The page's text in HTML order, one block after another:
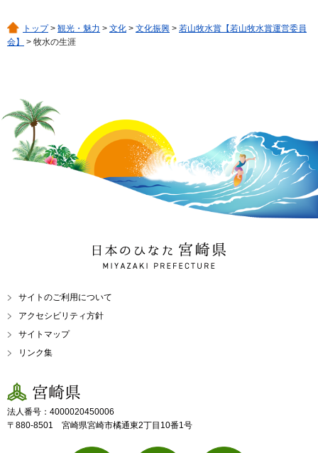
トップ> 観光・魅力 > 文化 > 文化振興 > 若山牧水賞【若山牧水賞運営委員
会】
> 牧水の生涯
日本のひなた 宮崎県
MIYAZAKI PREFECTURE
サイトのご利用について
アクセシビリティ方針
サイトマップ
リンク集
宮崎県
法人番号：4000020450006
〒880-8501 宮崎県宮崎市橘通東2丁目10番1号